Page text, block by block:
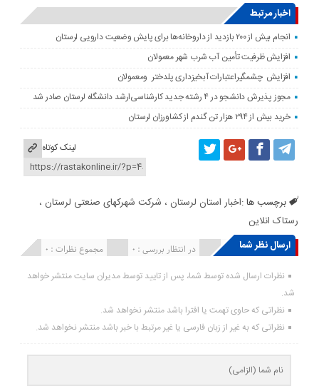
اخبار مرتبط
انجام بیش از ۲۰۰ بازدید از داروخانه‌ها برای پایش وضعیت دارویی لرستان
افزایش ظرفیت تأمین آب شرب شهر معمولان
افزایش چشمگیراعتبارات آبخیزداری پلدختر ومعمولان
مجوز پذیرش دانشجو در ۴ رشته جدید کارشناسی‌ارشد دانشگاه لرستان صادر شد
خرید بیش از ۲۹۴ هزار تن گندم از کشاورزان لرستان
لینک کوتاه
برچسب ها :اخبار استان لرستان ، شرکت شهرکهای صنعتی لرستان ،
رستاک انلاین
ارسال نظر شما
مجموع نظرات : 0 در انتظار بررسی : 0 انتشار یافته : ۰
نظرات ارسال شده توسط شما، پس از تایید توسط مدیران سایت منتشر خواهد
شد.
نظراتی که حاوی تهمت یا افترا باشد منتشر نخواهد شد.
نظراتی که به غیر از زبان فارسی یا غیر مرتبط با خبر باشد منتشر نخواهد شد.